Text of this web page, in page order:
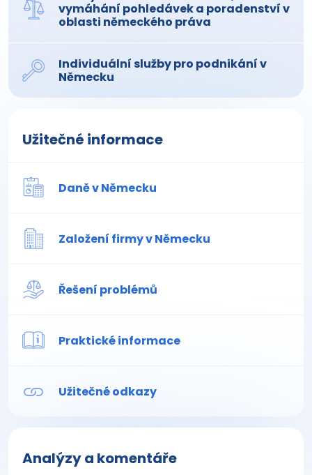
vymáhání pohledávek a poradenství v
oblasti německého práva
Individuální služby pro podnikání v
Německu
Užitečné informace
Daně v Německu
Založení firmy v Německu
Řešení problémů
Praktické informace
Užitečné odkazy
Analýzy a komentáře